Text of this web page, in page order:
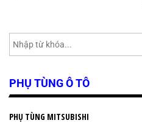
PHỤ TÙNG Ô TÔ
PHỤ TÙNG MITSUBISHI